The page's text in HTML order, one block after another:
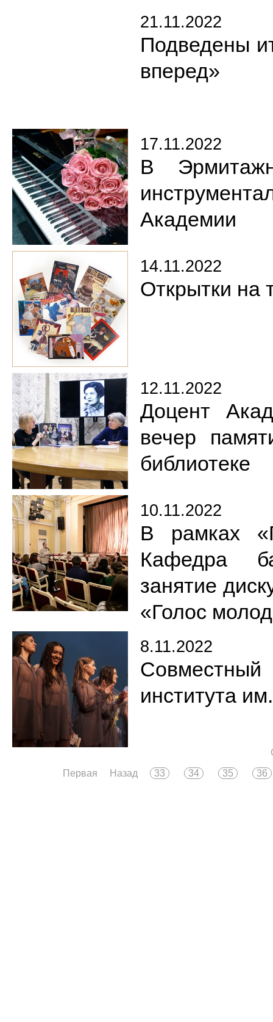
21.11.2022
Подведены
вперед»
17.11.2022
В
Академии
14.11.2022
Открытки на
12.11.2022
Доцент
вечер
библиотеке
10.11.2022
В рамках
Кафедра
занятие
«Голос
8.11.2022
Совместный
института
Первая
Назад 33 34 35 36